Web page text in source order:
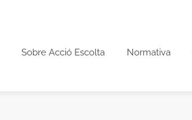
Sobre Acció Escolta Normativa